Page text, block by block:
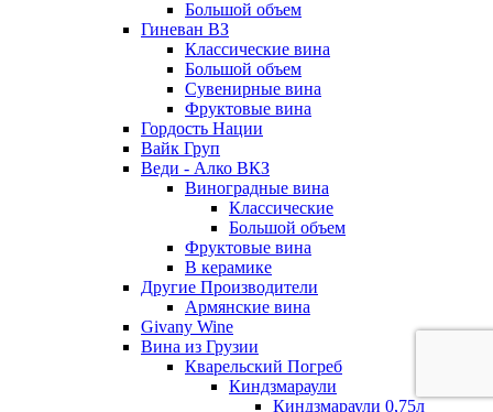
Большой объем
Гиневан ВЗ
Классические вина
Большой объем
Сувенирные вина
Фруктовые вина
Гордость Нации
Вайк Груп
Веди - Алко ВКЗ
Виноградные вина
Классические
Большой объем
Фруктовые вина
В керамике
Другие Производители
Армянские вина
Givany Wine
Вина из Грузии
Кварельский Погреб
Киндзмараули
Киндзмараули 0,75л